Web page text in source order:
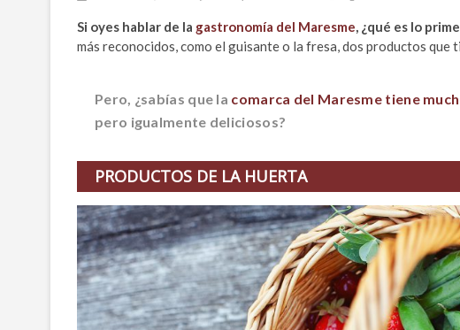
Si oyes hablar de la gastronomía del Maresme, ¿qué es lo
más reconocidos, como el guisante o la fresa, dos productos que
Pero, ¿sabías que la comarca del Maresme tiene
pero igualmente deliciosos?
PRODUCTOS DE LA HUERTA